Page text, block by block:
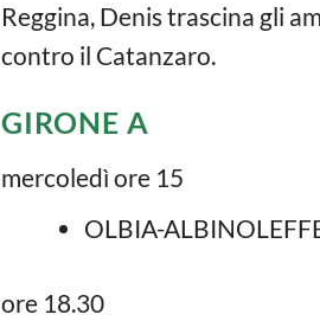
Reggina, Denis trascina gli
contro il Catanzaro.
GIRONE A
mercoledì ore 15
OLBIA-
ore 18.30